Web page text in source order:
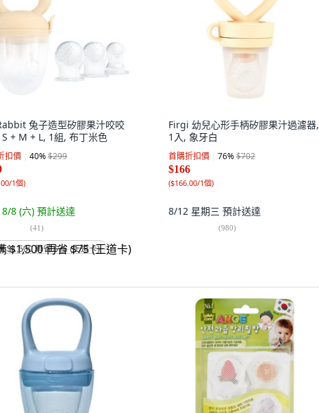
兔子造型矽膠果汁咬咬
+ M + L, 1組, 布丁米色
扣價 40%$299
1個)
8/8 (六) 預計送達
(41)
$1,500 再省 $75 (王道卡)
Firgi 幼兒心形手柄矽膠果汁過濾器,
1入, 象牙白
首購折扣價 76%$702
$166
($166.00/1個)
8/12 星期三 預計送達
(980)